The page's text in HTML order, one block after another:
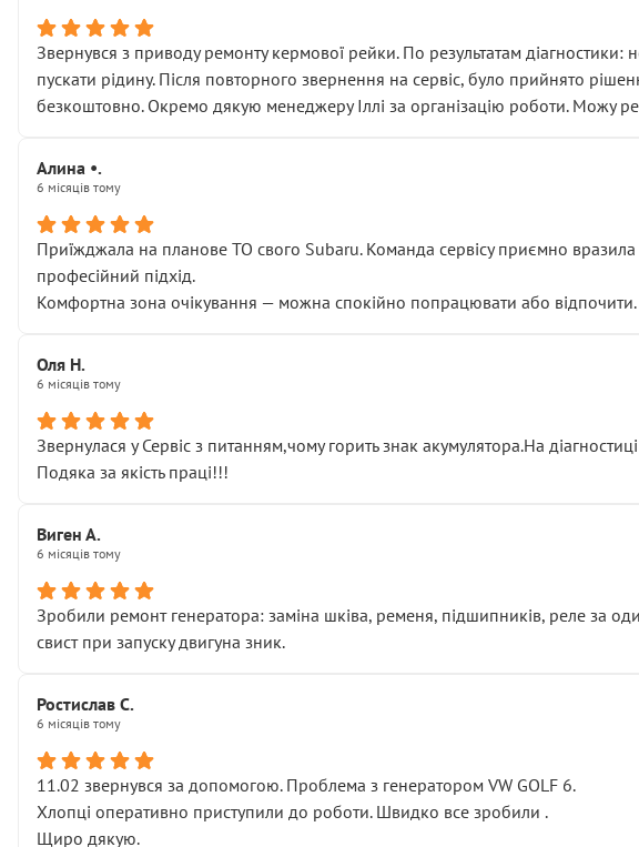
Звернувся з приводу ремонту кермової рейки. По результатам діагностики:
пускати рідину. Після повторного звернення на сервіс, було прийнято
безкоштовно. Окремо дякую менеджеру Іллі за організацію роботи. Можу
Алина •.
6 місяців тому
Приїжджала на планове ТО свого Subaru. Команда сервісу приємно вразила
професійний підхід.
Комфортна зона очікування — можна спокійно попрацювати або відпочити.
Оля Н.
6 місяців тому
Звернулася у Сервіс з питанням,чому горить знак акумулятора.На
Подяка за якість праці!!!
Виген А.
6 місяців тому
Зробили ремонт генератора: заміна шківа, ременя, підшипників, реле за
свист при запуску двигуна зник.
Ростислав С.
6 місяців тому
11.02 звернувся за допомогою. Проблема з генератором VW GOLF 6.
Хлопці оперативно приступили до роботи. Швидко все зробили .
Щиро дякую.